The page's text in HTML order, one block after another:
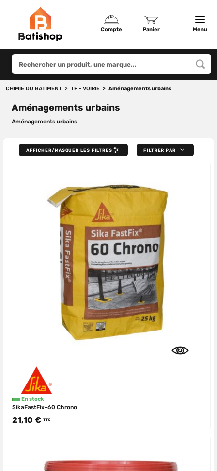
Compte Panier Menu
CHIMIE DU BATIMENT TP - VOIRIE Aménagements urbains
Aménagements urbains
Aménagements urbains
AFFICHER/MASQUER LES FILTRES FILTRER PAR
En stock
SikaFastFix-60 Chrono
21,10 € TTC